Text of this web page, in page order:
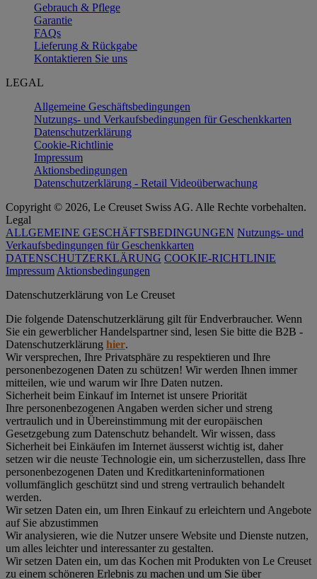
Gebrauch & Pflege
Garantie
FAQs
Lieferung & Rückgabe
Kontaktieren Sie uns
LEGAL
Allgemeine Geschäftsbedingungen
Nutzungs- und Verkaufsbedingungen für Geschenkkarten
Datenschutzerklärung
Cookie-Richtlinie
Impressum
Aktionsbedingungen
Datenschutzerklärung - Retail Videoüberwachung
Copyright © 2026, Le Creuset Swiss AG. Alle Rechte vorbehalten.
Legal
ALLGEMEINE GESCHÄFTSBEDINGUNGEN Nutzungs- und
Verkaufsbedingungen für Geschenkkarten
DATENSCHUTZERKLÄRUNG COOKIE-RICHTLINIE
Impressum Aktionsbedingungen
Datenschutz­erklärung von Le Creuset
Die folgende Datenschutzerklärung gilt für Endverbraucher. Wenn
Sie ein gewerblicher Handelspartner sind, lesen Sie bitte die B2B -
Datenschutzerklärung hier.
Wir versprechen, Ihre Privatsphäre zu respektieren und Ihre
personenbezogenen Daten zu schützen! Wir werden Ihnen immer
mitteilen, wie und warum wir Ihre Daten nutzen.
Sicherheit beim Einkauf im Internet ist unsere Priorität
Ihre personenbezogenen Angaben werden sicher und streng
vertraulich und in Übereinstimmung mit der europäischen
Gesetzgebung zum Datenschutz behandelt. Wir wissen, dass
Sicherheit bei Einkäufen im Internet äusserst wichtig ist, daher
setzen wir die neuste Technologie ein, um sicherzustellen, dass Ihre
personenbezogenen Daten und Kreditkarteninformationen
vollumfänglich geschützt sind und streng vertraulich behandelt
werden.
Wir setzen Daten ein, um Ihren Einkauf zu erleichtern und Angebote
auf Sie abzustimmen
Wir analysieren, wie die Nutzer unsere Website und Dienste nutzen,
um alles leichter und interessanter zu gestalten.
Wir setzen Daten ein, um das Kochen mit Produkten von Le Creuset
zu einem schöneren Erlebnis zu machen und um Sie über